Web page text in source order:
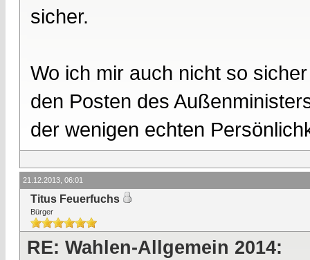
sicher.
Wo ich mir auch nicht so
den Posten des
der wenigen echten
21.12.2013, 06:01
Titus Feuerfuchs
Bürger
RE: Wahlen-Allgemein 2014: